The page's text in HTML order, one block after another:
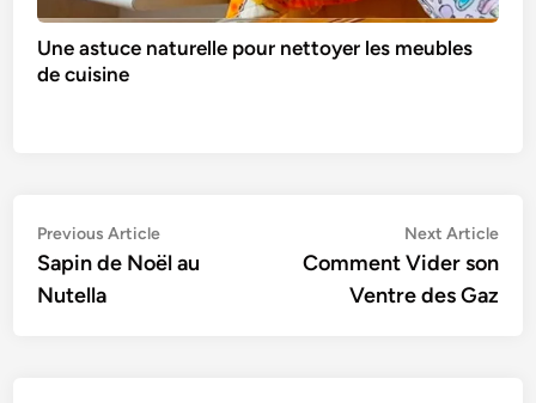
Une astuce naturelle pour nettoyer les meubles
de cuisine
Navigation
de
l’article
Previous ArticlePrevious
article:
Sapin de Noël au
Nutella
Next Article
Comment Vider son
Ventre des Gaz